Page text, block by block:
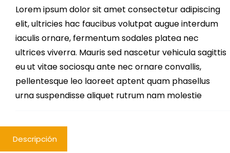
Lorem ipsum dolor sit amet consectetur adipiscing
elit, ultricies hac faucibus volutpat augue interdum
iaculis ornare, fermentum sodales platea nec
ultrices viverra. Mauris sed nascetur vehicula sagittis
eu ut vitae sociosqu ante nec ornare convallis,
pellentesque leo laoreet aptent quam phasellus
urna suspendisse aliquet rutrum nam molestie
Descripción